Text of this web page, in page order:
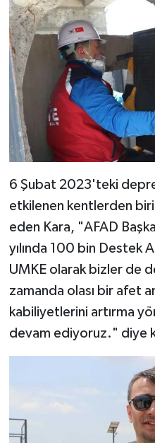
6 Şubat 2023'teki
etkilenen kentlerden
eden Kara, "AFAD
yılında 100 bin Destek
UMKE olarak bizler de
zamanda olası bir afet
kabiliyetlerini artırma
devam ediyoruz." diye